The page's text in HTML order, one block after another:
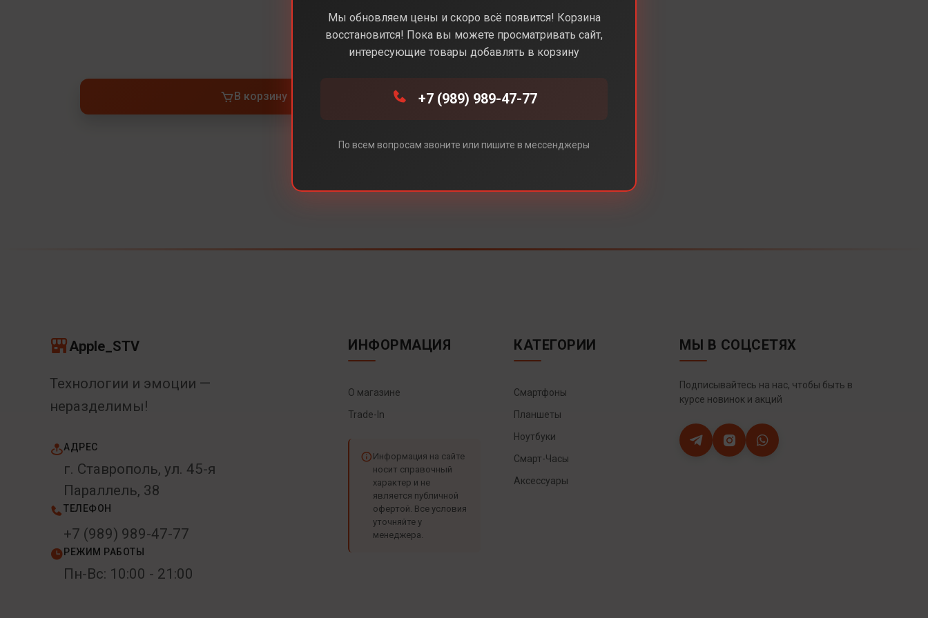
Под заказ
В корзину
Apple_STV
Технологии и эмоции —
неразделимы!
АДРЕС
г. Ставрополь, ул. 45-я
Параллель, 38
ТЕЛЕФОН
+7 (989) 989-47-77
РЕЖИМ РАБОТЫ
Пн-Вс: 10:00 - 21:00
ИНФОРМАЦИЯ
О магазине
Trade-In
Информация на сайте
носит справочный
характер и не
является публичной
офертой. Все условия
уточняйте у
менеджера.
КАТЕГОРИИ
Смартфоны
Планшеты
Ноутбуки
Смарт-Часы
Аксессуары
МЫ В СОЦСЕТЯХ
Подписывайтесь на нас, чтобы быть в
курсе новинок и акций
Мы обновляем цены и скоро всё появится! Корзина
восстановится! Пока вы можете просматривать сайт,
интересующие товары добавлять в корзину
+7 (989) 989-47-77
По всем вопросам звоните или пишите в мессенджеры